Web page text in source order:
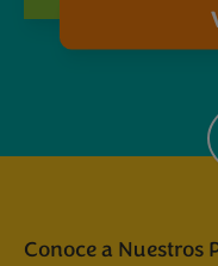
Conoce a Nuestros